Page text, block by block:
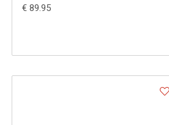
REMOTE
€ 89.95